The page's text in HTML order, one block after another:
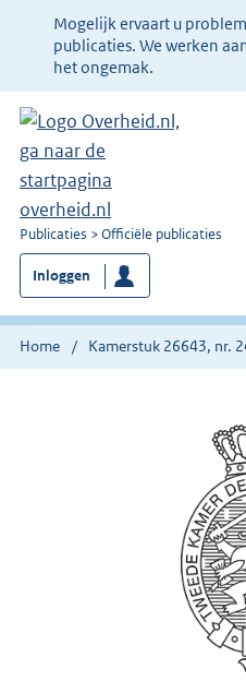
Ter
informatie:
Mogelijk ervaart u
publicaties. We werken
het ongemak.
U
bent
nu
hier:
Publicaties Officiële publicaties
Inloggen
Home Kamerstuk 26643, nr.